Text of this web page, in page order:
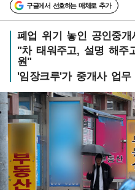
구글에서 선호하는 매체로 추가
폐업 위기 놓인 공인중
"차 태워주고, 설명 해주
원"
'임장크루'가 중개사 업